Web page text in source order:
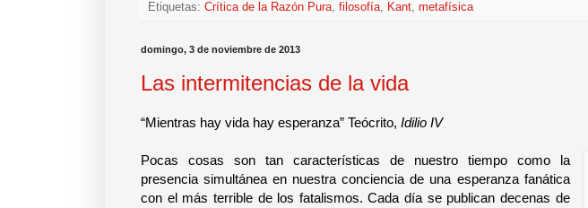
Etiquetas: Crítica de la Razón Pura, filosofía, Kant, metafísica
domingo, 3 de noviembre de 2013
Las intermitencias de la vida
“Mientras hay vida hay esperanza” Teócrito, Idilio IV
Pocas cosas son tan características de nuestro tiempo como la
presencia simultánea en nuestra conciencia de una esperanza fanática
con el más terrible de los fatalismos. Cada día se publican decenas de